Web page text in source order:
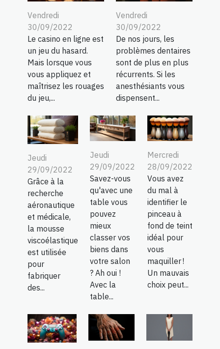
Vendredi
30/09/2022
Le casino en ligne est
un jeu du hasard.
Mais lorsque vous
vous appliquez et
maîtrisez les rouages
du jeu,...
Vendredi
30/09/2022
De nos jours, les
problèmes dentaires
sont de plus en plus
récurrents. Si les
anesthésiants vous
dispensent...
Jeudi
29/09/2022
Grâce à la
recherche
aéronautique
et médicale,
la mousse
viscoélastique
est utilisée
pour
fabriquer
des...
Jeudi
29/09/2022
Savez-vous
qu'avec une
table vous
pouvez
mieux
classer vos
biens dans
votre salon
? Ah oui !
Avec la
table...
Mercredi
28/09/2022
Vous avez
du mal à
identifier le
pinceau à
fond de teint
idéal pour
vous
maquiller !
Un mauvais
choix peut...